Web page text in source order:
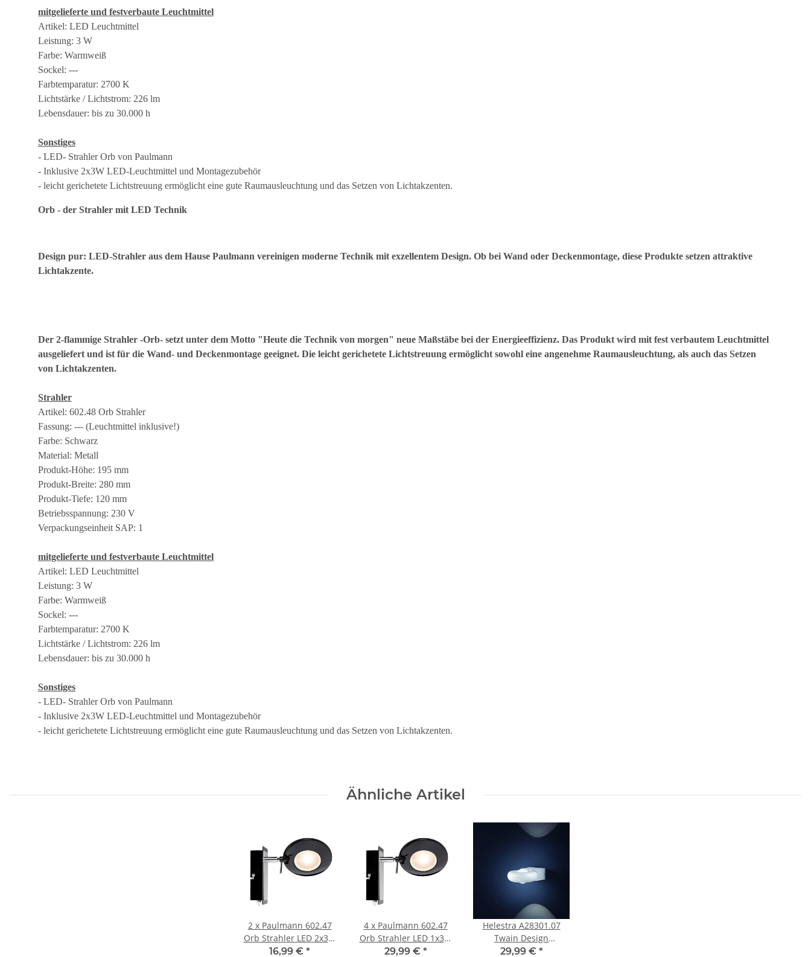
mitgelieferte und festverbaute Leuchtmittel
Artikel: LED Leuchtmittel
Leistung: 3 W
Farbe: Warmweiß
Sockel: ---
Farbtemparatur: 2700 K
Lichtstärke / Lichtstrom: 226 lm
Lebensdauer: bis zu 30.000 h
Sonstiges
- LED- Strahler Orb von Paulmann
- Inklusive 2x3W LED-Leuchtmittel und Montagezubehör
- leicht gerichetete Lichtstreuung ermöglicht eine gute Raumausleuchtung und das Setzen von Lichtakzenten.
Orb - der Strahler mit LED Technik
Design pur: LED-Strahler aus dem Hause Paulmann vereinigen moderne Technik mit exzellentem Design. Ob bei Wand oder Deckenmontage, diese Produkte setzen attraktive
Lichtakzente.
Der 2-flammige Strahler -Orb- setzt unter dem Motto "Heute die Technik von morgen" neue Maßstäbe bei der Energieeffizienz. Das Produkt wird mit fest verbautem Leuchtmittel
ausgeliefert und ist für die Wand- und Deckenmontage geeignet. Die leicht gerichetete Lichtstreuung ermöglicht sowohl eine angenehme Raumausleuchtung, als auch das Setzen
von Lichtakzenten.
Strahler
Artikel: 602.48 Orb Strahler
Fassung: --- (Leuchtmittel inklusive!)
Farbe: Schwarz
Material: Metall
Produkt-Höhe: 195 mm
Produkt-Breite: 280 mm
Produkt-Tiefe: 120 mm
Betriebsspannung: 230 V
Verpackungseinheit SAP: 1
mitgelieferte und festverbaute Leuchtmittel
Artikel: LED Leuchtmittel
Leistung: 3 W
Farbe: Warmweiß
Sockel: ---
Farbtemparatur: 2700 K
Lichtstärke / Lichtstrom: 226 lm
Lebensdauer: bis zu 30.000 h
Sonstiges
- LED- Strahler Orb von Paulmann
- Inklusive 2x3W LED-Leuchtmittel und Montagezubehör
- leicht gerichetete Lichtstreuung ermöglicht eine gute Raumausleuchtung und das Setzen von Lichtakzenten.
Ähnliche Artikel
2 x Paulmann 602.47
Orb Strahler LED 2x3W
Schwarz/Chrom inkl.
16,99 € *
4 x Paulmann 602.47
Orb Strahler LED 1x3W
Schwarz/Chrom inkl.
29,99 € *
Helestra A28301.07
Twain Design
Außenwandleuchte 2 x
29,99 € *